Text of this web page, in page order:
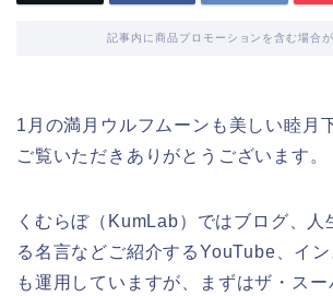
記事内に商品プロモーションを含む場合
1月の満月ウルフムーンも美しい睦月
ご覧いただきありがとうございます。
くむらぼ（KumLab）ではブログ、人
る名言などご紹介するYouTube、イ
も運用していますが、まずはザ・スー